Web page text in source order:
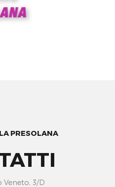
PRESOLANA
Veneto, 3/D